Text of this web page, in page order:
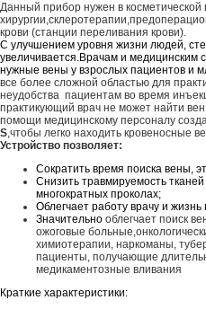
Данный прибор нужен в косметической
крови (станции переливания крови).
С улучшением уровня жизни людей,
увеличивается.Врачам и медицинским
нужные вены у взрослых пациентов и
все более сложной областью для
неудобства пациентам во время
практикующий врач не может найти
помощи медицинскому персоналу
S,чтобы легко находить кровеносные
Устройство позволяет:
Сократить время поиска вены,
Снизить травмируемость
многократных проколах;
Облегчает работу врачу и
Значительно облегчает поиск
ожоговые
химиотерапии, наркоманы,
пациенты, получающие
медикаментозные вливания
Краткие характеристики: